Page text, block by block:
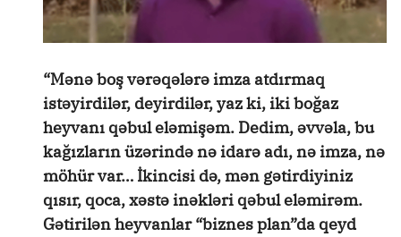
“Mənə boş vərəqələrə imza atdırmaq
istəyirdilər, deyirdilər, yaz ki, iki boğaz
heyvanı qəbul eləmişəm. Dedim, əvvəla, bu
kağızların üzərində nə idarə adı, nə imza, nə
möhür var… İkincisi də, mən gətirdiyiniz
qısır, qoca, xəstə inəkləri qəbul eləmirəm.
Gətirilən heyvanlar “biznes plan”da qeyd